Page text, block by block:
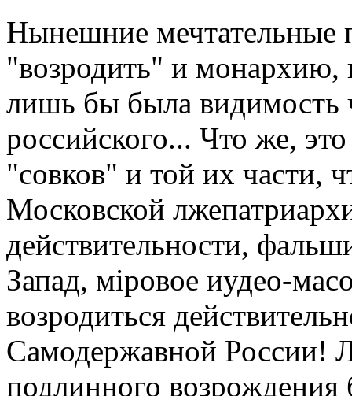
Нынешние мечтательные
"возродить" и монархию,
лишь бы была видимость
российского... Что же,
"совков" и той их части,
Московской
действительности,
Запад, мiровое иудео-
возродиться
Самодержавной России!
подлинного возрождения